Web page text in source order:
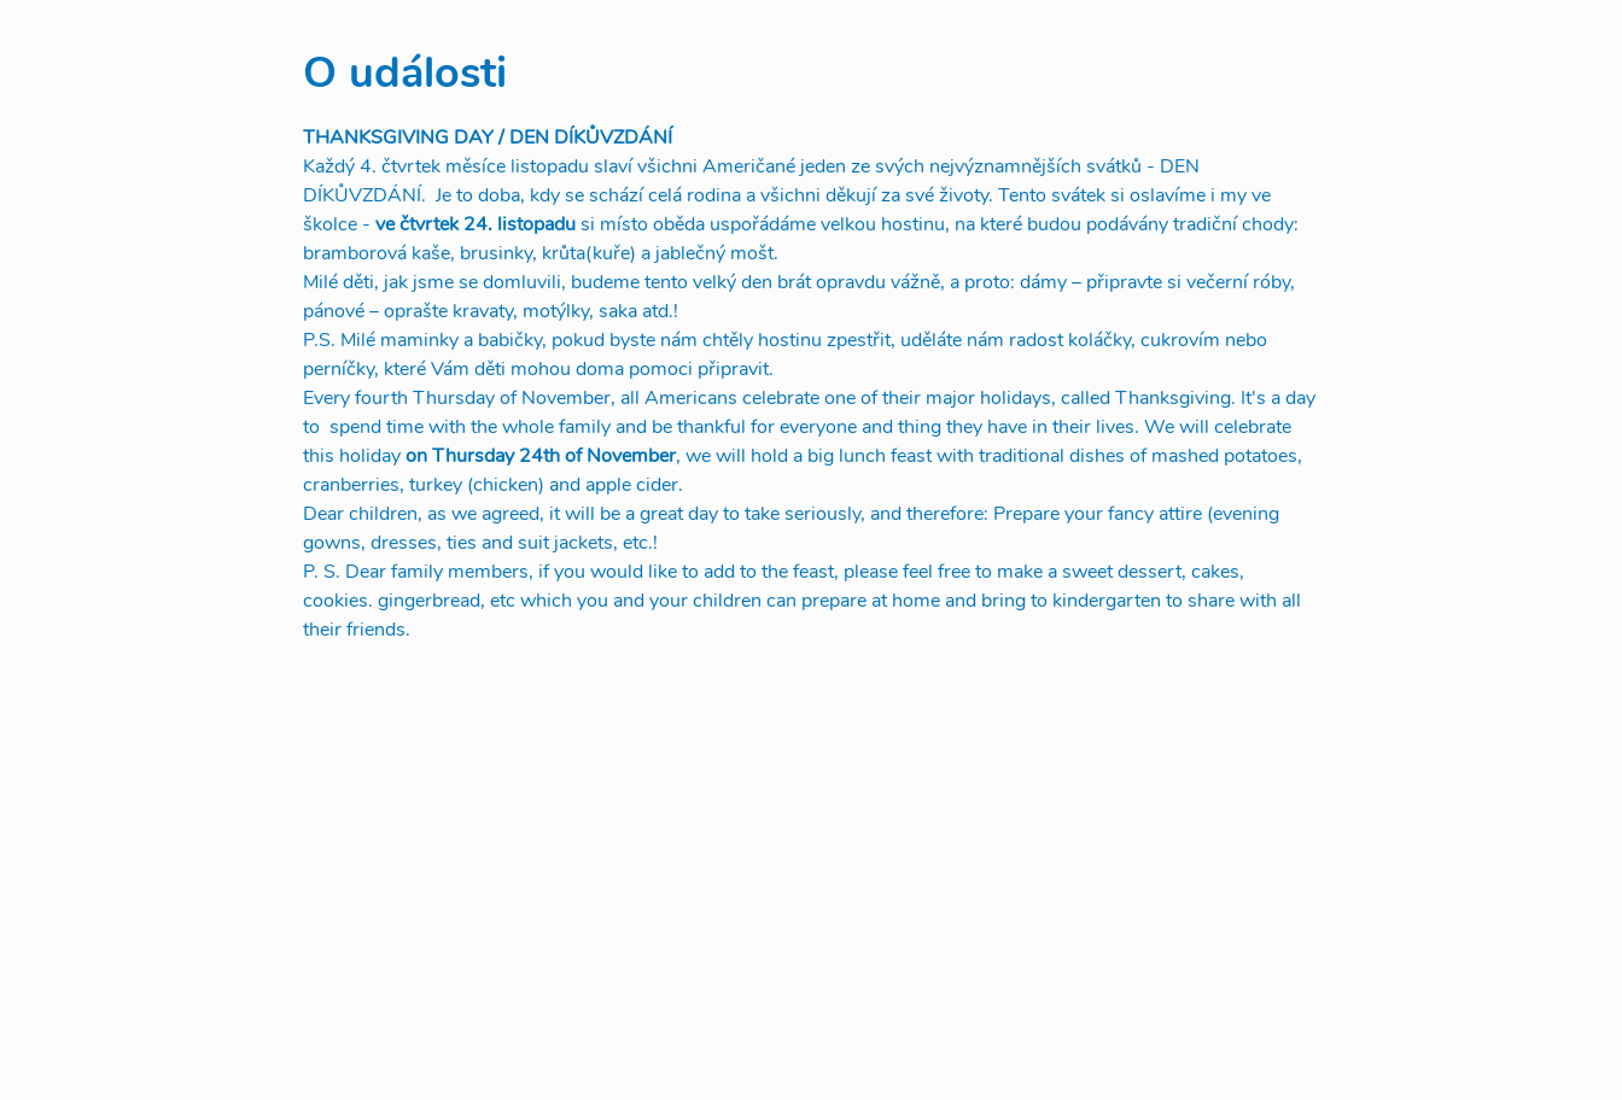
O události
THANKSGIVING DAY / DEN DÍKŮVZDÁNÍ
Každý 4. čtvrtek měsíce listopadu slaví všichni Američané jeden ze svých nejvýznamnějších svátků - DEN
DÍKŮVZDÁNÍ.  Je to doba, kdy se schází celá rodina a všichni děkují za své životy. Tento svátek si oslavíme i my ve
školce - ve čtvrtek 24. listopadu si místo oběda uspořádáme velkou hostinu, na které budou podávány tradiční chody:
bramborová kaše, brusinky, krůta(kuře) a jablečný mošt.
Milé děti, jak jsme se domluvili, budeme tento velký den brát opravdu vážně, a proto: dámy – připravte si večerní róby,
pánové – oprašte kravaty, motýlky, saka atd.!
P.S. Milé maminky a babičky, pokud byste nám chtěly hostinu zpestřit, uděláte nám radost koláčky, cukrovím nebo
perníčky, které Vám děti mohou doma pomoci připravit.
Every fourth Thursday of November, all Americans celebrate one of their major holidays, called Thanksgiving. It's a day
to  spend time with the whole family and be thankful for everyone and thing they have in their lives. We will celebrate
this holiday on Thursday 24th of November, we will hold a big lunch feast with traditional dishes of mashed potatoes,
cranberries, turkey (chicken) and apple cider.
Dear children, as we agreed, it will be a great day to take seriously, and therefore: Prepare your fancy attire (evening
gowns, dresses, ties and suit jackets, etc.!
P. S. Dear family members, if you would like to add to the feast, please feel free to make a sweet dessert, cakes,
cookies. gingerbread, etc which you and your children can prepare at home and bring to kindergarten to share with all
their friends.